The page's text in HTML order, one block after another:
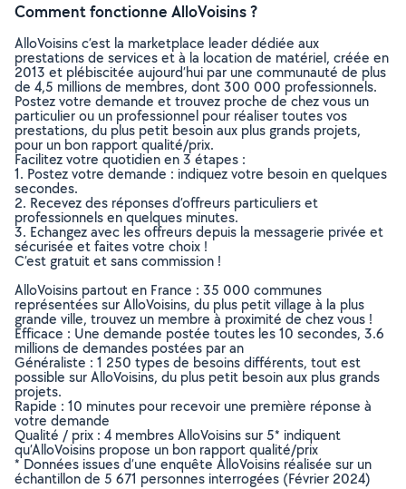
Comment fonctionne AlloVoisins ?
AlloVoisins c’est la marketplace leader dédiée aux
prestations de services et à la location de matériel, créée en
2013 et plébiscitée aujourd’hui par une communauté de plus
de 4,5 millions de membres, dont 300 000 professionnels.
Postez votre demande et trouvez proche de chez vous un
particulier ou un professionnel pour réaliser toutes vos
prestations, du plus petit besoin aux plus grands projets,
pour un bon rapport qualité/prix.
Facilitez votre quotidien en 3 étapes :
1. Postez votre demande : indiquez votre besoin en quelques
secondes.
2. Recevez des réponses d’offreurs particuliers et
professionnels en quelques minutes.
3. Echangez avec les offreurs depuis la messagerie privée et
sécurisée et faites votre choix !
C’est gratuit et sans commission !
AlloVoisins partout en France : 35 000 communes
représentées sur AlloVoisins, du plus petit village à la plus
grande ville, trouvez un membre à proximité de chez vous !
Efficace : Une demande postée toutes les 10 secondes, 3.6
millions de demandes postées par an
Généraliste : 1 250 types de besoins différents, tout est
possible sur AlloVoisins, du plus petit besoin aux plus grands
projets.
Rapide : 10 minutes pour recevoir une première réponse à
votre demande
Qualité / prix : 4 membres AlloVoisins sur 5* indiquent
qu’AlloVoisins propose un bon rapport qualité/prix
* Données issues d’une enquête AlloVoisins réalisée sur un
échantillon de 5 671 personnes interrogées (Février 2024)